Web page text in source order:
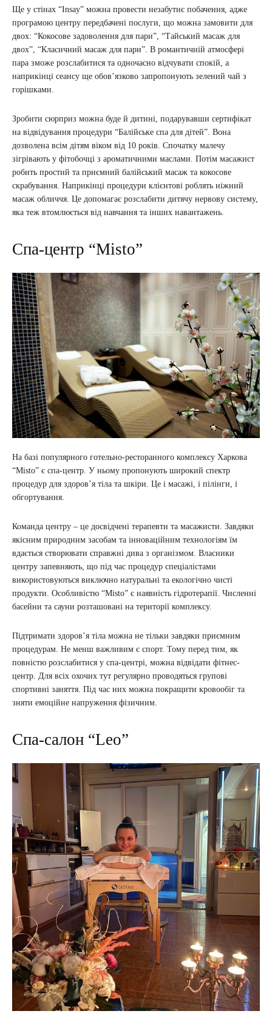
Ще у стінах “Insay” можна провести незабутнє побачення, адже
програмою центру передбачені послуги, що можна замовити для
двох: “Кокосове задоволення для пари”, “Тайський масаж для
двох”, “Класичний масаж для пари”. В романтичній атмосфері
пара зможе розслабитися та одночасно відчувати спокій, а
наприкінці сеансу ще обов’язково запропонують зелений чай з
горішками.
Зробити сюрприз можна буде й дитині, подарувавши сертифікат
на відвідування процедури “Балійське спа для дітей”. Вона
дозволена всім дітям віком від 10 років. Спочатку малечу
зігрівають у фітобочці з ароматичними маслами. Потім масажист
робить простий та приємний балійський масаж та кокосове
скрабування. Наприкінці процедури клієнтові роблять ніжний
масаж обличчя. Це допомагає розслабити дитячу нервову систему,
яка теж втомлюється від навчання та інших навантажень.
Спа-центр “Misto”
На базі популярного готельно-ресторанного комплексу Харкова
“Misto” є спа-центр. У ньому пропонують широкий спектр
процедур для здоров’я тіла та шкіри. Це і масажі, і пілінги, і
обгортування.
Команда центру – це досвідчені терапевти та масажисти. Завдяки
якісним природним засобам та інноваційним технологіям їм
вдається створювати справжні дива з організмом. Власники
центру запевняють, що під час процедур спеціалістами
використовуються виключно натуральні та екологічно чисті
продукти. Особливістю “Misto” є наявність гідротерапії. Численні
басейни та сауни розташовані на території комплексу.
Підтримати здоров’я тіла можна не тільки завдяки приємним
процедурам. Не менш важливим є спорт. Тому перед тим, як
повністю розслабитися у спа-центрі, можна відвідати фітнес-
центр. Для всіх охочих тут регулярно проводяться групові
спортивні заняття. Під час них можна покращити кровообіг та
зняти емоційне напруження фізичним.
Спа-салон “Leo”